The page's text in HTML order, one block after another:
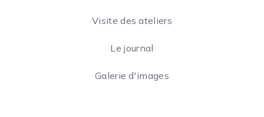
Visite des ateliers
Le journal
Galerie d'images